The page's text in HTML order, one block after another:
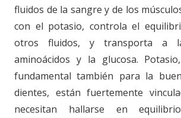
fluidos de la sangre y de los
con el potasio, controla el
otros fluidos, y transporta a
aminoácidos y la glucosa.
fundamental también para la
dientes, están fuertemente
necesitan hallarse en